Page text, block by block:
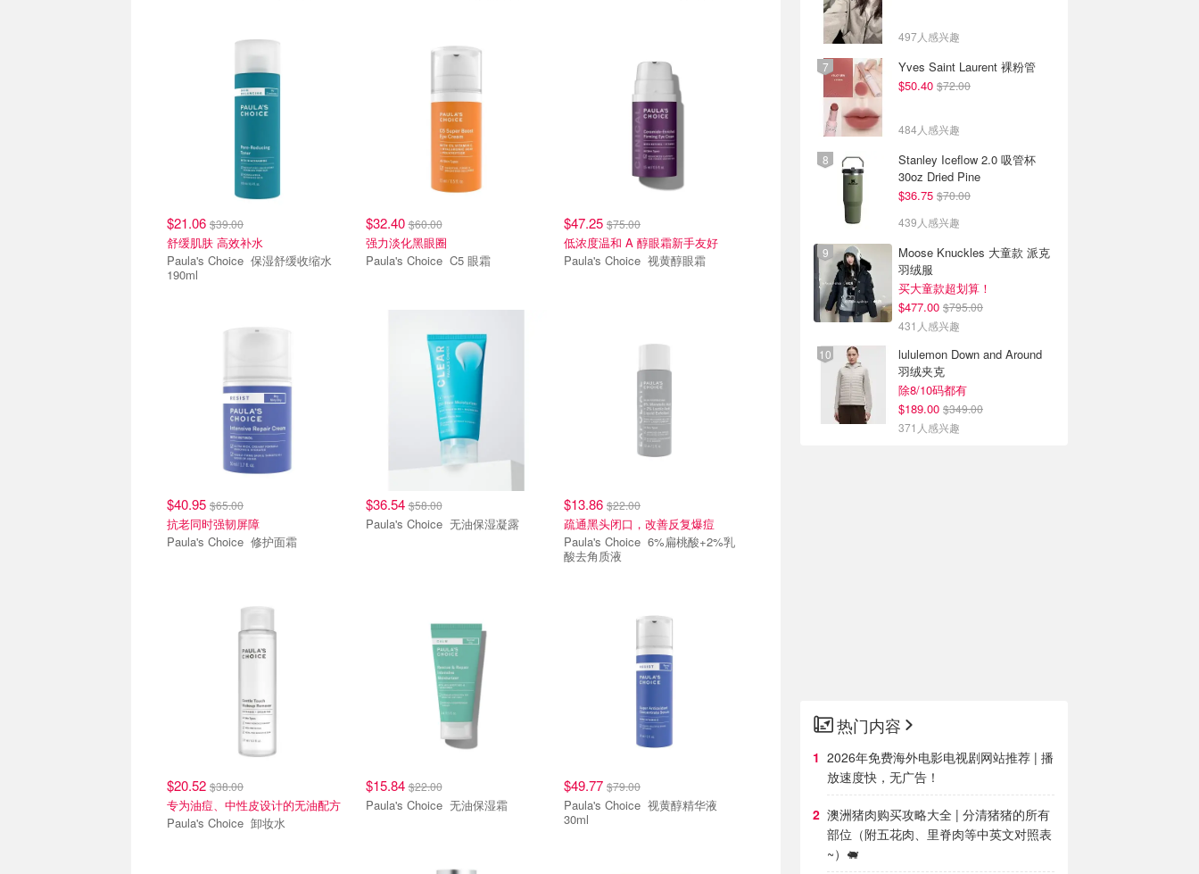
$21.06 $39.00
舒缓肌肤 高效补水
Paula's Choice 保湿舒缓收缩水
190ml
$32.40$60.00
强力淡化黑眼圈
Paula's Choice C5 眼霜
$47.25 $75.00
低浓度温和 A 醇眼霜新手友好
Paula's Choice 视黄醇眼霜
$40.95 $65.00
抗老同时强韧屏障
Paula's Choice 修护面霜
$36.54$58.00
Paula's Choice 无油保湿凝露
$13.86 $22.00
疏通黑头闭口，改善反复爆痘
Paula's Choice 6%扁桃酸+2%乳
酸去角质液
$20.52 $38.00
专为油痘、中性皮设计的无油配方
Paula's Choice 卸妆水
$15.84$22.00
Paula's Choice 无油保湿霜
$49.77 $79.00
Paula's Choice 视黄醇精华液
30ml
497人感兴趣
Yves Saint Laurent 裸粉管
$50.40 $72.00
484人感兴趣
Stanley Iceflow 2.0 吸管杯
30oz Dried Pine
$36.75 $70.00
439人感兴趣
Moose Knuckles 大童款 派克
羽绒服
买大童款超划算！
$477.00 $795.00
431人感兴趣
lululemon Down and Around
羽绒夹克
除8/10码都有
$189.00 $349.00
371人感兴趣
热门内容
2026年免费海外电影电视剧网站推荐 | 播
放速度快，无广告！
澳洲猪肉购买攻略大全 | 分清猪猪的所有
部位（附五花肉、里脊肉等中英文对照表
~）🐖